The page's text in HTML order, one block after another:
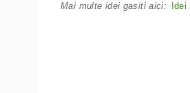
Mai multe idei gasiti aici: